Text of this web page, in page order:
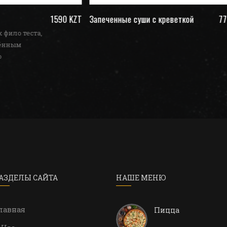
с креветкой 770 KZT Мисо суп с лососем
САЙТА НАШЕ МЕНЮ
Пицца